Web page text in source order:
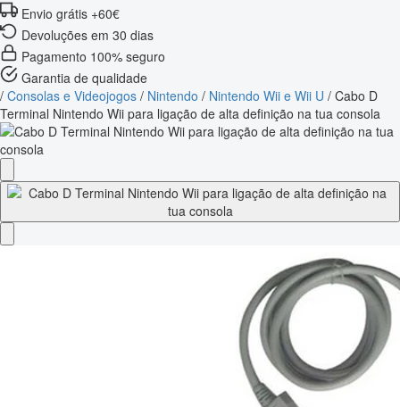
Envio grátis +60€
Devoluções em 30 dias
Pagamento 100% seguro
Garantia de qualidade
/ Consolas e Videojogos / Nintendo / Nintendo Wii e Wii U / Cabo D
Terminal Nintendo Wii para ligação de alta definição na tua consola